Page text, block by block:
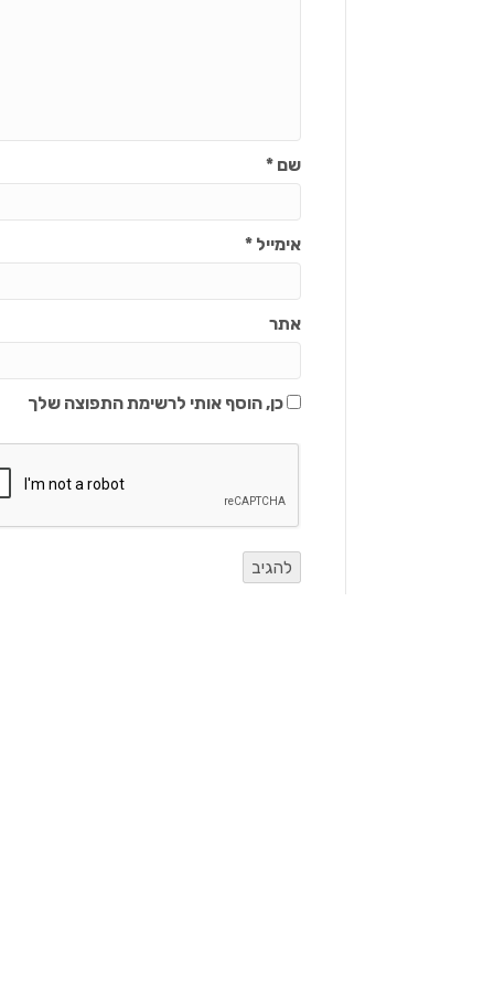
שם*
אימייל*
אתר
כן, הוסף אותי לרשימת התפוצה שלך